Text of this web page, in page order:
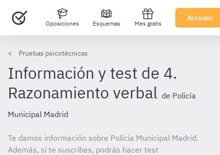
Oposiciones Esquemas Mes gratis
Acceder
Pruebas psicotécnicas
Información y test de 4.
Razonamiento verbal de Policía
Municipal Madrid
Te damos información sobre Policía Municipal Madrid.
Además, si te suscribes, podrás hacer test